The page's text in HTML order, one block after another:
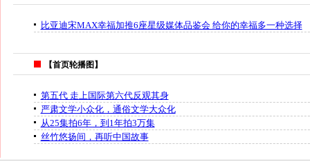
比亚迪宋MAX幸福加推6座星级媒体品鉴会 给你的幸福多一种选择
【首页轮播图】
第五代 走上国际第六代反观其身
严肃文学小众化，通俗文学大众化
从25集拍6年，到1年拍3万集
丝竹悠扬间，再听中国故事